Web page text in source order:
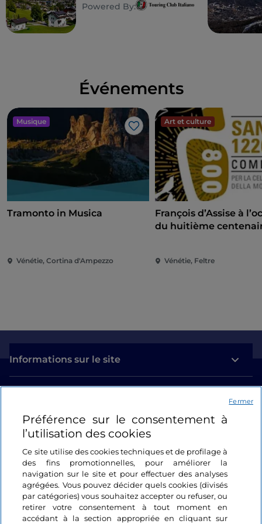
musique électronique et concerts
des activités expérientielles à la montagne
des moments de convivialité et de
Chaque journée est conçue pour créer de véritables
Rosadira est ton rendez-vous estival sur lesPeaks of
Sound
, où la musique et la nature se fondent en une
seule expérience. Un festival qui va au-delà du
concept traditionnel d'événement : c'est unrituel
contemporain
, un lieu où chaque battement
musical crée une énergie partagée et où chaque
instant devient un souvenir.
Ne manquez pas l’occasion de vivre l’été dans les
avec James Bond
Powered By:
Événements
Musique
J’aime
Tramonto in Musica
Vénétie, Cortina d'Ampezzo
Art et culture
François d’Assise à
du huitième
Vénétie, Feltre
Informations sur le site
Se connecter
Suivez-nous
Préférence sur le consentement à
l’utilisation des cookies
Ce site utilise des cookies techniques et de profilage à
des fins promotionnelles, pour améliorer la
navigation sur le site et pour effectuer des analyses
agrégées. Vous pouvez décider quels cookies (divisés
par catégories) vous souhaitez accepter ou refuser, ou
retirer votre consentement à tout moment en
accédant à la section appropriée en cliquant sur
Fermer